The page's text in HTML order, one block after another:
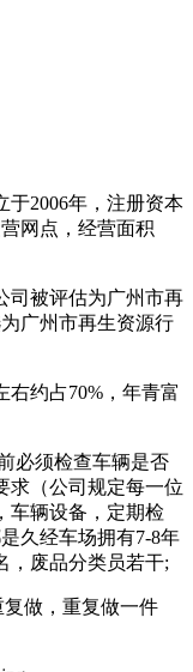
2006年，注册资本
网点，经营面积
被评估为广州市再
广州市再生资源行
约占70%，年青富
必须检查车辆是否
求（公司规定每一位
车辆设备，定期检
久经车场拥有7-8年
，废品分类员若干;
做，重复做一件